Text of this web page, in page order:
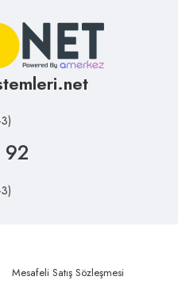
Mesafeli Satış Sözleşmesi